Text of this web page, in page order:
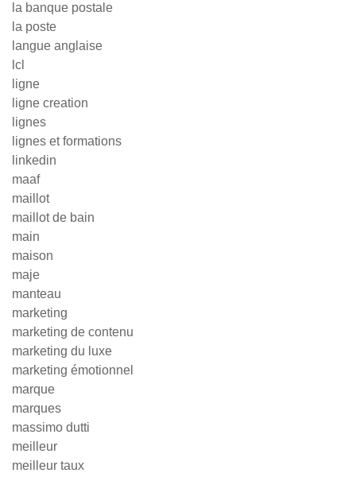
la banque postale
la poste
langue anglaise
lcl
ligne
ligne creation
lignes
lignes et formations
linkedin
maaf
maillot
maillot de bain
main
maison
maje
manteau
marketing
marketing de contenu
marketing du luxe
marketing émotionnel
marque
marques
massimo dutti
meilleur
meilleur taux